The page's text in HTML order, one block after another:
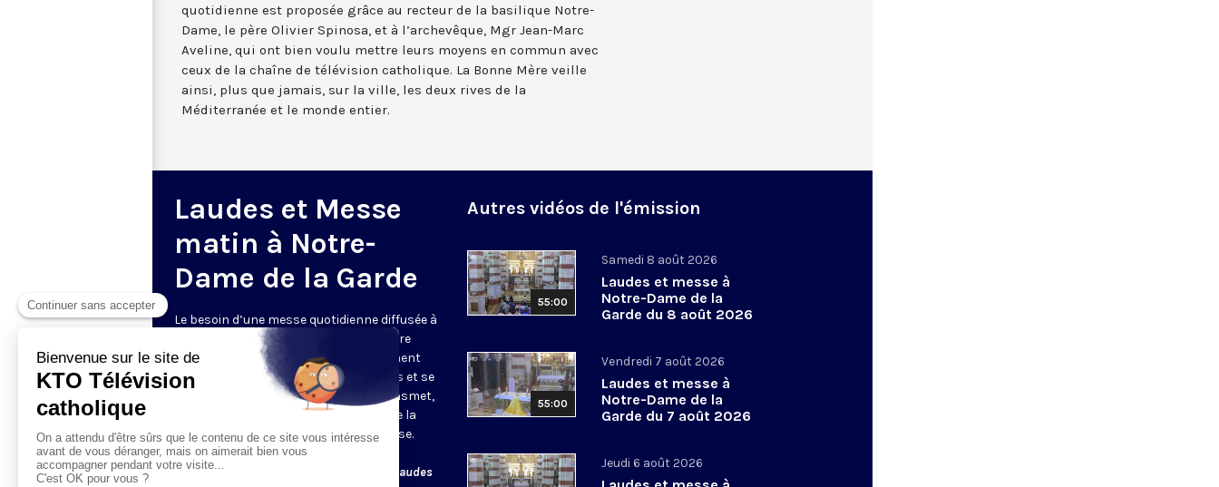
quotidienne est proposée grâce au recteur de la basilique Notre-
Dame, le père Olivier Spinosa, et à l’archevêque, Mgr Jean-Marc
Aveline, qui ont bien voulu mettre leurs moyens en commun avec
ceux de la chaîne de télévision catholique. La Bonne Mère veille
ainsi, plus que jamais, sur la ville, les deux rives de la
Méditerranée et le monde entier.
Laudes et Messe
matin à Notre-
Dame de la Garde
Le besoin d’une messe quotidienne diffusée à
la télévision a été exprimé d’une manière
encore plus forte pendant le confinement
dans de nombreux pays francophones et se
maintient depuis la reprise. KTO retransmet,
en direct de la basilique Notre-Dame de la
Garde, à Marseille, les laudes et la messe.
Le lundi à 7h25, la messe
Du mardi au samedi à 7h25, messe avec laudes
Autres vidéos de l'émission
55:00
Samedi 8 août 2026
Laudes et messe à
Notre-Dame de la
Garde du 8 août 2026
55:00
Vendredi 7 août 2026
Laudes et messe à
Notre-Dame de la
Garde du 7 août 2026
Jeudi 6 août 2026